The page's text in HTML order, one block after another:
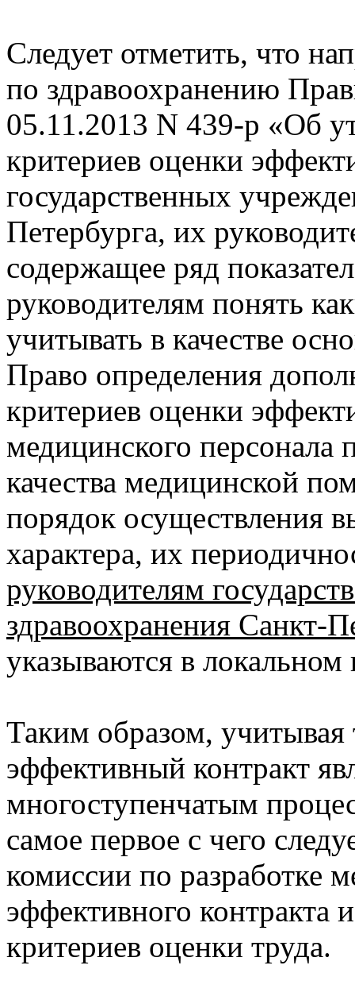
Следует отметить, что
по здравоохранению
05.11.2013 N 439-р «Об
критериев оценки
государственных
Петербурга, их
содержащее ряд
руководителям понять
учитывать в качестве
Право определения
критериев оценки
медицинского
качества медицинской
порядок осуществления
характера, их
руководителям
здравоохранения Санкт-
указываются в
Таким образом, учитывая
эффективный контракт
многоступенчатым
самое первое с чего
комиссии по разработке
эффективного контракта
критериев оценки труда.